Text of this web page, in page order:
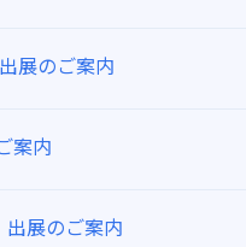
展のご案内
案内
展のご案内